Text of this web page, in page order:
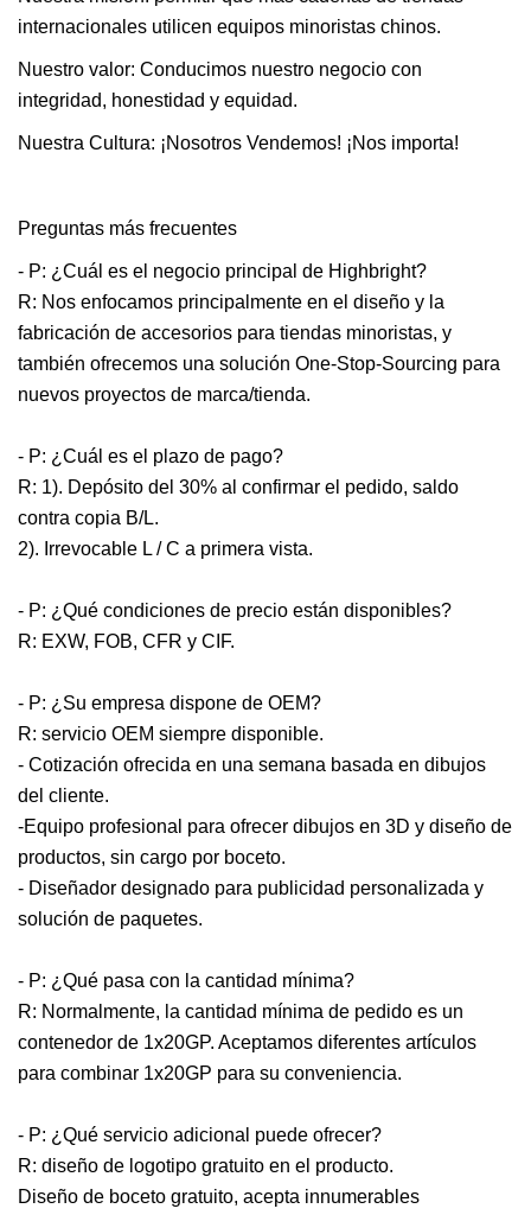
internacionales utilicen equipos minoristas chinos.
Nuestro valor: Conducimos nuestro negocio con
integridad, honestidad y equidad.
Nuestra Cultura: ¡Nosotros Vendemos! ¡Nos importa!
Preguntas más frecuentes
- P: ¿Cuál es el negocio principal de Highbright?
R: Nos enfocamos principalmente en el diseño y la
fabricación de accesorios para tiendas minoristas, y
también ofrecemos una solución One-Stop-Sourcing para
nuevos proyectos de marca/tienda.
- P: ¿Cuál es el plazo de pago?
R: 1). Depósito del 30% al confirmar el pedido, saldo
contra copia B/L.
2). Irrevocable L / C a primera vista.
- P: ¿Qué condiciones de precio están disponibles?
R: EXW, FOB, CFR y CIF.
- P: ¿Su empresa dispone de OEM?
R: servicio OEM siempre disponible.
- Cotización ofrecida en una semana basada en dibujos
del cliente.
-Equipo profesional para ofrecer dibujos en 3D y diseño de
productos, sin cargo por boceto.
- Diseñador designado para publicidad personalizada y
solución de paquetes.
- P: ¿Qué pasa con la cantidad mínima?
R: Normalmente, la cantidad mínima de pedido es un
contenedor de 1x20GP. Aceptamos diferentes artículos
para combinar 1x20GP para su conveniencia.
- P: ¿Qué servicio adicional puede ofrecer?
R: diseño de logotipo gratuito en el producto.
Diseño de boceto gratuito, acepta innumerables